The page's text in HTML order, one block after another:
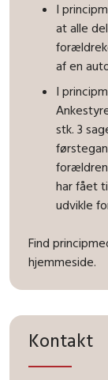
I
at alle
af en
I
stk. 3
har fået
udvikle
Find
hjemmeside.
Kontakt